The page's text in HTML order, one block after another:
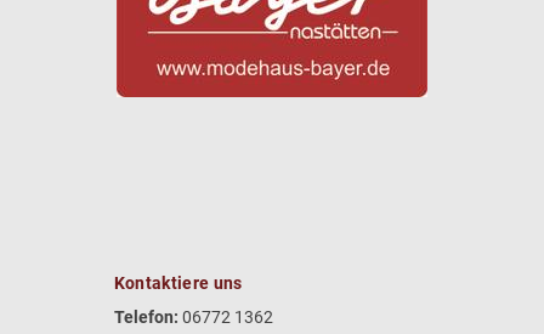
Kontaktiere uns
Telefon: 06772 1362